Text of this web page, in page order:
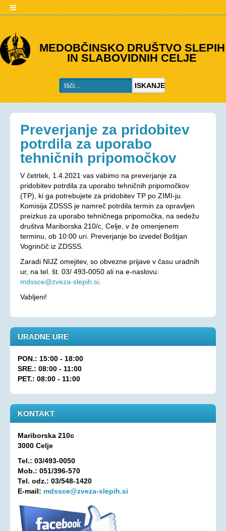
MEDOBČINSKO DRUŠTVO SLEPIH
IN SLABOVIDNIH CELJE
ISKANJE
O DRUŠTVU
Predstavitev
Organi društva
PROGRAMI
Programi društva
Ohranjevanje zdravja
Bivalna skupnost
Osebna asistenca
AKTIVNOSTI
Aktualno
Prispevki
Financerji
Arhiv
Zakoni in pravilniki
Ugodnosti s člansko izkaznico ZDSSS
Tehnični pripomočki
Dodatek za pomoč in postrežbo
Parkirna karta za invalide
Evropska kartica ugodnosti
Vozovnica za železniški promet
Oprostitev plačila RTV prispevka
OSEBNA ASISTENCA
KONTAKT
Preverjanje za pridobitev
potrdila za uporabo
tehničnih pripomočkov
V četrtek, 1.4.2021 vas vabimo na preverjanje za
pridobitev potrdila za uporabo tehničnih pripomočkov
(TP), ki ga potrebujete za pridobitev TP po ZIMI-ju.
Komisija ZDSSS je namreč potrdila termin za opravljen
preizkus za uporabo tehničnega pripomočka, na sedežu
društva Mariborska 210/c, Celje, v že omenjenem
terminu, ob 10:00 uri. Preverjanje bo izvedel Boštjan
Vogrinčič iz ZDSSS.
Zaradi NIJZ omejitev, so obvezne prijave v času uradnih
ur, na tel. št. 03/ 493-0050 ali na e-naslovu:
mdssce@zveza-slepih.si
Vabljeni!
URADNE URE
PON.: 15:00 - 18:00
SRE.: 08:00 - 11:00
PET.: 08:00 - 11:00
KONTAKT
Mariborska 210c
3000 Celje
Tel.: 03/493-0050
Mob.: 051/396-570
Tel. odz.: 03/548-1420
E-mail: mdssce@zveza-slepih.si